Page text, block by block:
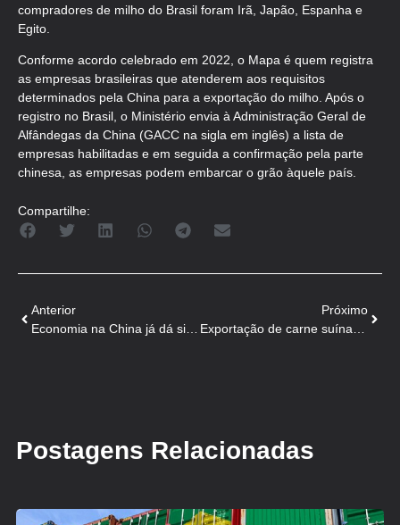
compradores de milho do Brasil foram Irã, Japão, Espanha e
Egito.
Conforme acordo celebrado em 2022, o Mapa é quem registra
as empresas brasileiras que atenderem aos requisitos
determinados pela China para a exportação do milho. Após o
registro no Brasil, o Ministério envia à Administração Geral de
Alfândegas da China (GACC na sigla em inglês) a lista de
empresas habilitadas e em seguida a confirmação pela parte
chinesa, as empresas podem embarcar o grão àquele país.
Compartilhe:
Anterior
Próximo
Postagens Relacionadas